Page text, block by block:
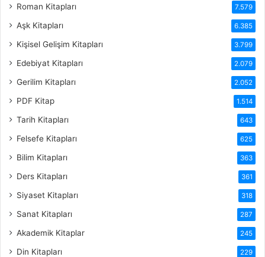
Roman Kitapları 7.579
Aşk Kitapları 6.385
Kişisel Gelişim Kitapları 3.799
Edebiyat Kitapları 2.079
Gerilim Kitapları 2.052
PDF Kitap 1.514
Tarih Kitapları 643
Felsefe Kitapları 625
Bilim Kitapları 363
Ders Kitapları 361
Siyaset Kitapları 318
Sanat Kitapları 287
Akademik Kitaplar 245
Din Kitapları 229